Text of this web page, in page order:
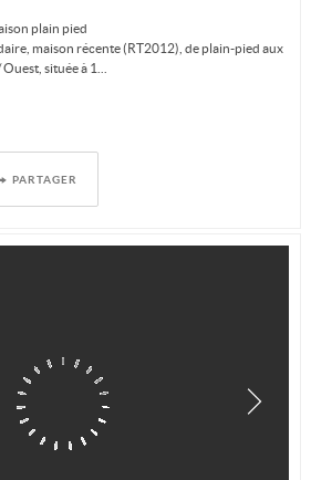
plain pied
maison récente (RT2012), de plain-pied aux
située à 1...
PARTAGER